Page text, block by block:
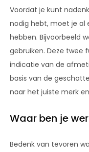
Voordat je kunt
nodig hebt, moet je al
hebben. Bijvoorbeeld
gebruiken. Deze twee
indicatie van de
basis van de
naar het juiste merk
Waar ben je
Bedenk van tevoren